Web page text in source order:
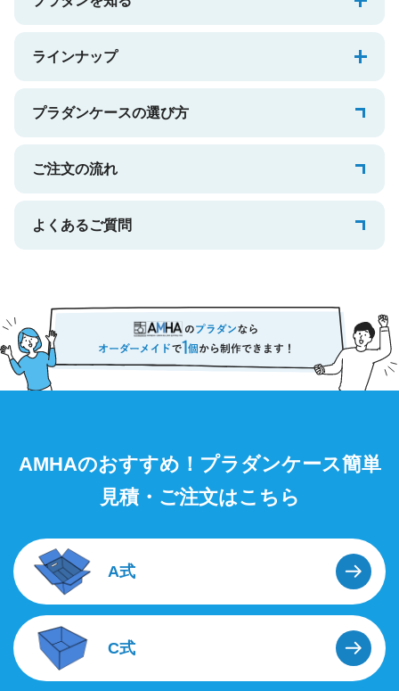
ラインナップ
プラダンケースの選び方
ご注文の流れ
よくあるご質問
AMHAのおすすめ！プラダンケース簡単
見積・ご注文はこちら
A式
C式